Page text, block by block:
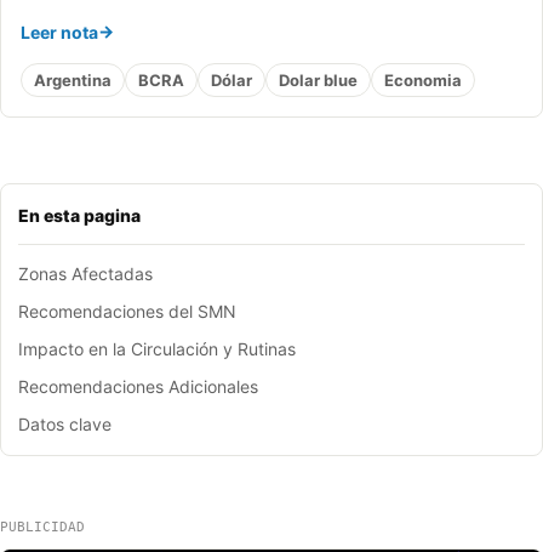
En esta pagina
Zonas Afectadas
Recomendaciones del SMN
Impacto en la Circulación y Rutinas
Recomendaciones Adicionales
Datos clave
Leer nota
Argentina BCRA Dólar Dolar blue Economia
PUBLICIDAD